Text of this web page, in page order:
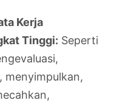
Kerja
Tinggi: Seperti
menyimpulkan,